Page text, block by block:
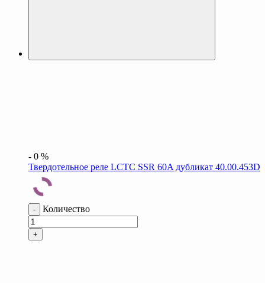
- 0 %
Твердотельное реле LCTC SSR 60A дубликат 40.00.453D
- Количество
+